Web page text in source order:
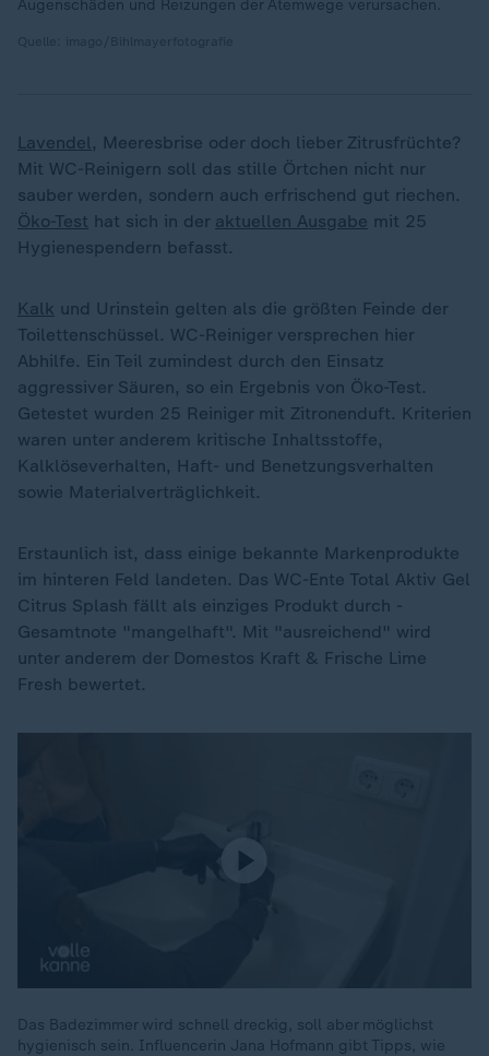
Augenschäden und Reizungen der Atemwege verursachen.
Lavendel, Meeresbrise oder doch lieber Zitrusfrüchte?
Mit WC-Reinigern soll das stille Örtchen nicht nur
sauber werden, sondern auch erfrischend gut riechen.
Öko-Test hat sich in der aktuellen Ausgabe mit 25
Hygienespendern befasst.
Kalk und Urinstein gelten als die größten Feinde der
Toilettenschüssel. WC-Reiniger versprechen hier
Abhilfe. Ein Teil zumindest durch den Einsatz
aggressiver Säuren, so ein Ergebnis von Öko-Test.
Getestet wurden 25 Reiniger mit Zitronenduft. Kriterien
waren unter anderem kritische Inhaltsstoffe,
Kalklöseverhalten, Haft- und Benetzungsverhalten
sowie Materialverträglichkeit.
Erstaunlich ist, dass einige bekannte Markenprodukte
im hinteren Feld landeten. Das WC-Ente Total Aktiv Gel
Citrus Splash fällt als einziges Produkt durch -
Gesamtnote "mangelhaft". Mit "ausreichend" wird
unter anderem der Domestos Kraft & Frische Lime
Fresh bewertet.
Das Badezimmer wird schnell dreckig, soll aber möglichst
hygienisch sein. Influencerin Jana Hofmann gibt Tipps, wie